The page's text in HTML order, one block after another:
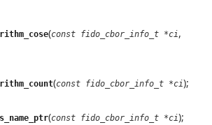
(const fido_cbor_info_t *ci,
(const fido_cbor_info_t *ci);
(const fido_cbor_info_t *ci);